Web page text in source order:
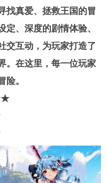
找真爱、拯救王国的冒
定、深度的剧情体验、
交互动，为玩家打造了
。在这里，每一位玩家
险。
★